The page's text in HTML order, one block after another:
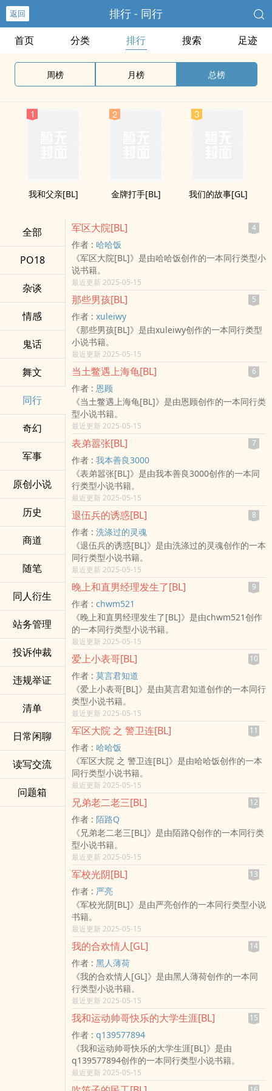
返回 排行 - 同行
首页 分类 排行 搜索 足迹
周榜 月榜 总榜
我和父亲[BL] 金牌打手[BL] 我们的故事[GL]
全部
PO18
杂谈
情感
鬼话
舞文
同行
奇幻
军事
原创小说
历史
商道
随笔
同人衍生
站务管理
投诉仲裁
违规举证
清单
日常闲聊
读写交流
问题箱
军区大院[BL] 4
作者 : 哈哈饭
《军区大院[BL]》是由哈哈饭创作的一本同行类型小
说书籍。
最近更新 2025-05-15
那些男孩[BL] 5
作者 : xuleiwy
《那些男孩[BL]》是由xuleiwy创作的一本同行类型
小说书籍。
最近更新 2025-05-15
当土鳖遇上海龟[BL] 6
作者 : 恩顾
《当土鳖遇上海龟[BL]》是由恩顾创作的一本同行类
型小说书籍。
最近更新 2025-05-15
表弟嚣张[BL] 7
作者 : 我本善良3000
《表弟嚣张[BL]》是由我本善良3000创作的一本同
行类型小说书籍。
最近更新 2025-05-15
退伍兵的诱惑[BL] 8
作者 : 洗涤过的灵魂
《退伍兵的诱惑[BL]》是由洗涤过的灵魂创作的一本
同行类型小说书籍。
最近更新 2025-05-15
晚上和直男经理发生了[BL] 9
作者 : chwm521
《晚上和直男经理发生了[BL]》是由chwm521创作
的一本同行类型小说书籍。
最近更新 2025-05-15
爱上小表哥[BL] 10
作者 : 莫言君知道
《爱上小表哥[BL]》是由莫言君知道创作的一本同行
类型小说书籍。
最近更新 2025-05-15
军区大院 之 警卫连[BL] 11
作者 : 哈哈饭
《军区大院 之 警卫连[BL]》是由哈哈饭创作的一本
同行类型小说书籍。
最近更新 2025-05-15
兄弟老二老三[BL] 12
作者 : 陌路Q
《兄弟老二老三[BL]》是由陌路Q创作的一本同行类
型小说书籍。
最近更新 2025-05-15
军校光阴[BL] 13
作者 : 严亮
《军校光阴[BL]》是由严亮创作的一本同行类型小说
书籍。
最近更新 2025-05-15
我的合欢情人[GL] 14
作者 : 黑人薄荷
《我的合欢情人[GL]》是由黑人薄荷创作的一本同
行类型小说书籍。
最近更新 2025-05-15
我和运动帅哥快乐的大学生涯[BL] 15
作者 : q139577894
《我和运动帅哥快乐的大学生涯[BL]》是由
q139577894创作的一本同行类型小说书籍。
最近更新 2025-05-15